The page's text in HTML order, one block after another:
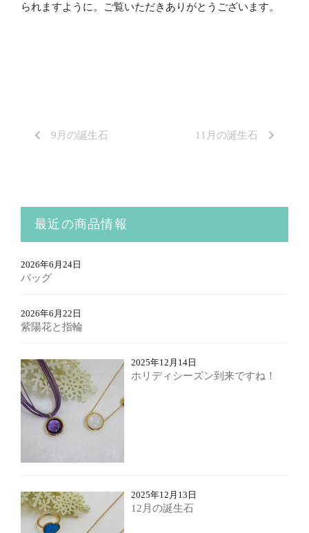
られますように。ご覧いただきありがとうございます。
9月の誕生石 11月の誕生石
最近の商品情報
2026年6月24日
バッグ
2026年6月22日
紫陽花と指輪
2025年12月14日
ホリディシーズン到来ですね！
2025年12月13日
12月の誕生石